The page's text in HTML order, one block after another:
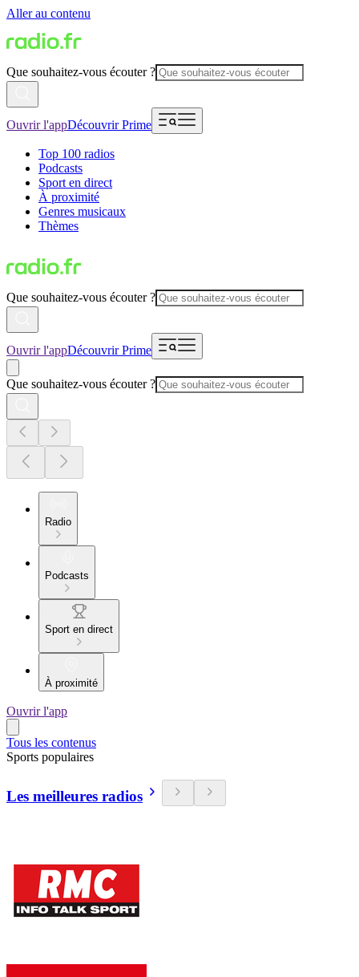
Aller au contenu
Que souhaitez-vous écouter ?
Ouvrir l'appDécouvrir Prime
Top 100 radios
Podcasts
Sport en direct
À proximité
Genres musicaux
Thèmes
Que souhaitez-vous écouter ?
Ouvrir l'appDécouvrir Prime
Que souhaitez-vous écouter ?
Radio
Podcasts
Sport en direct
À proximité
Ouvrir l'app
Tous les contenus
Sports populaires
Les meilleures radios